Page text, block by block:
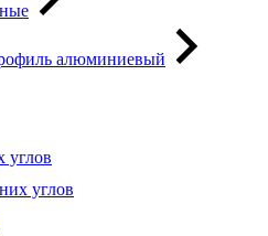
алюминиевый
углов
углов